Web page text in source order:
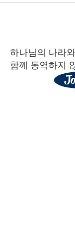
하나님의 나라
함께 동역하지